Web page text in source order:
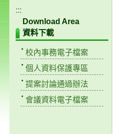
:::
Download Area
資料下載
校內事務電子檔案
個人資料保護專區
提案討論通過辦法
會議資料電子檔案